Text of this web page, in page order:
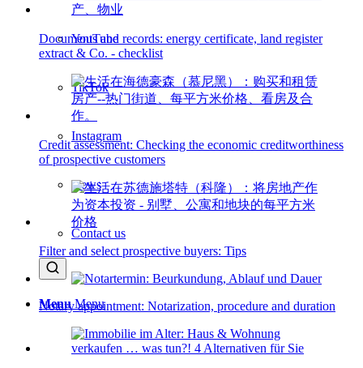
YouTube
TikTok
Instagram
News
Contact us
Menu Menu
Documents and records: energy certificate, land register
extract & Co. - checklist
Credit assessment: Checking the economic creditworthiness
of prospective customers
Filter and select prospective buyers: Tips
Notary appointment: Notarization, procedure and duration